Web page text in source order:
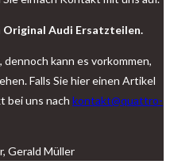
Original Audi Ersatzteilen.
kann es vorkommen,
Falls Sie hier einen Artikel
bei uns nach kontakt@quattro-